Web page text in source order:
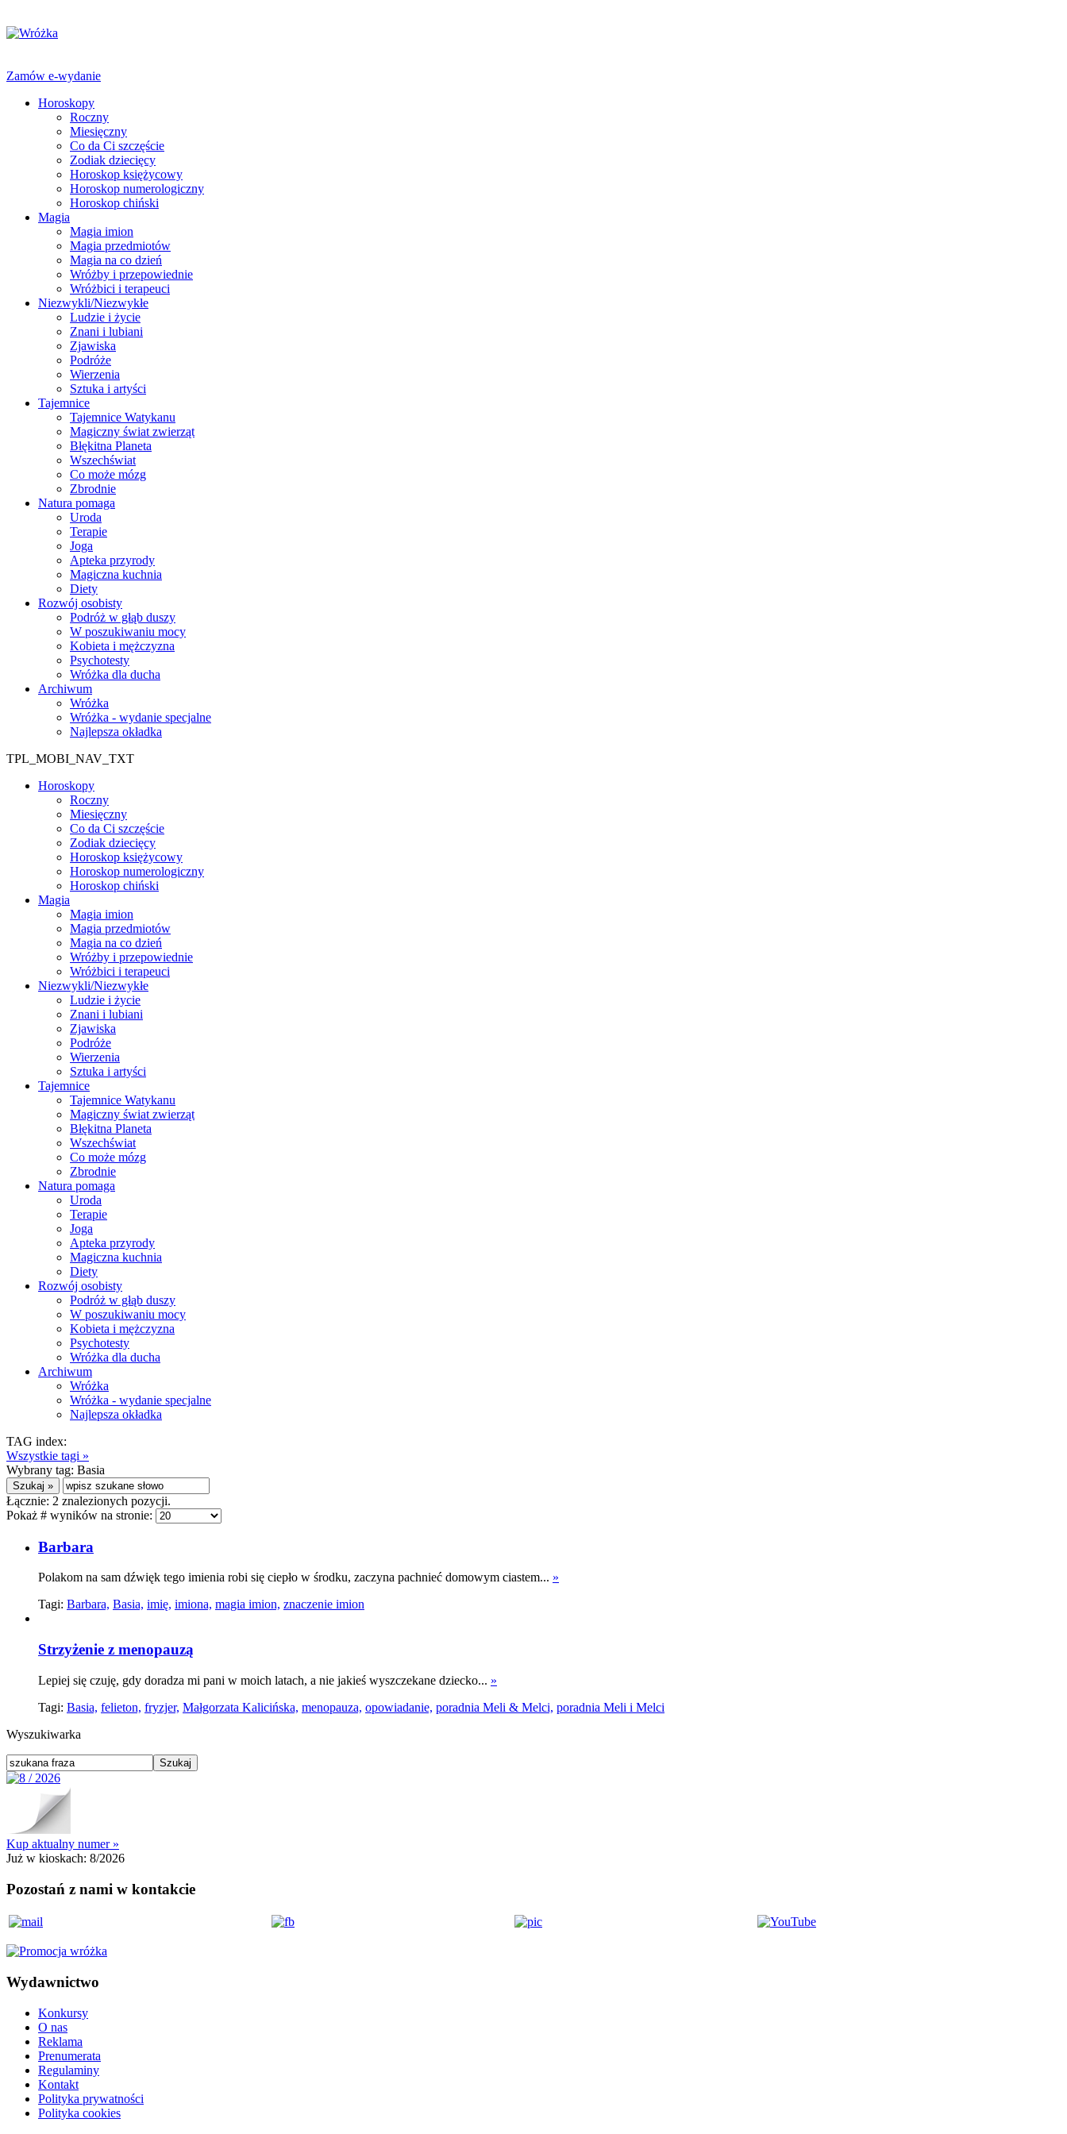
Zamów e-wydanie
Horoskopy
Roczny
Miesięczny
Co da Ci szczęście
Zodiak dziecięcy
Horoskop księżycowy
Horoskop numerologiczny
Horoskop chiński
Magia
Magia imion
Magia przedmiotów
Magia na co dzień
Wróżby i przepowiednie
Wróżbici i terapeuci
Niezwykli/Niezwykłe
Ludzie i życie
Znani i lubiani
Zjawiska
Podróże
Wierzenia
Sztuka i artyści
Tajemnice
Tajemnice Watykanu
Magiczny świat zwierząt
Błękitna Planeta
Wszechświat
Co może mózg
Zbrodnie
Natura pomaga
Uroda
Terapie
Joga
Apteka przyrody
Magiczna kuchnia
Diety
Rozwój osobisty
Podróż w głąb duszy
W poszukiwaniu mocy
Kobieta i mężczyzna
Psychotesty
Wróżka dla ducha
Archiwum
Wróżka
Wróżka - wydanie specjalne
Najlepsza okładka
TPL_MOBI_NAV_TXT
Horoskopy
Roczny
Miesięczny
Co da Ci szczęście
Zodiak dziecięcy
Horoskop księżycowy
Horoskop numerologiczny
Horoskop chiński
Magia
Magia imion
Magia przedmiotów
Magia na co dzień
Wróżby i przepowiednie
Wróżbici i terapeuci
Niezwykli/Niezwykłe
Ludzie i życie
Znani i lubiani
Zjawiska
Podróże
Wierzenia
Sztuka i artyści
Tajemnice
Tajemnice Watykanu
Magiczny świat zwierząt
Błękitna Planeta
Wszechświat
Co może mózg
Zbrodnie
Natura pomaga
Uroda
Terapie
Joga
Apteka przyrody
Magiczna kuchnia
Diety
Rozwój osobisty
Podróż w głąb duszy
W poszukiwaniu mocy
Kobieta i mężczyzna
Psychotesty
Wróżka dla ducha
Archiwum
Wróżka
Wróżka - wydanie specjalne
Najlepsza okładka
TAG index:
Wszystkie tagi »
Wybrany tag: Basia
Łącznie: 2 znalezionych pozycji.
Pokaż # wyników na stronie:
Barbara
Polakom na sam dźwięk tego imienia robi się ciepło w środku, zaczyna pachnieć domowym ciastem... »
Tagi: Barbara, Basia, imię, imiona, magia imion, znaczenie imion
Strzyżenie z menopauzą
Lepiej się czuję, gdy doradza mi pani w moich latach, a nie jakieś wyszczekane dziecko... »
Tagi: Basia, felieton, fryzjer, Małgorzata Kalicińska, menopauza, opowiadanie, poradnia Meli & Melci, poradnia Meli i Melci
Wyszukiwarka
Kup aktualny numer »
Już w kioskach: 8/2026
Pozostań z nami w kontakcie
Wydawnictwo
Konkursy
O nas
Reklama
Prenumerata
Regulaminy
Kontakt
Polityka prywatności
Polityka cookies